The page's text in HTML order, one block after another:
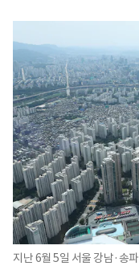
지난 6월 5일 서울 강남·송